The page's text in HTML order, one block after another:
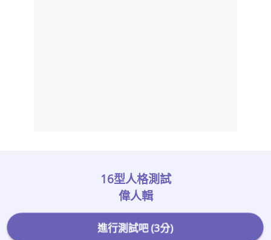
16型人格測試
偉人輯
進行測試吧 (3分)